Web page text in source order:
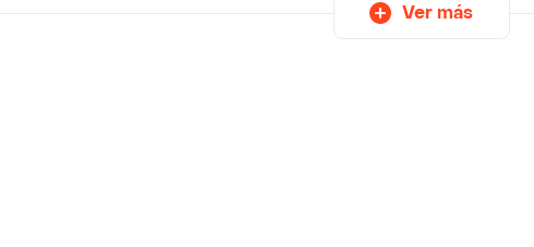
Ver más